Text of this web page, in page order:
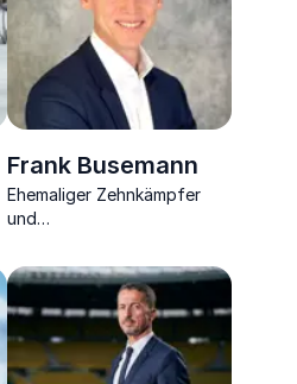
Frank Busemann
Ehemaliger Zehnkämpfer
und
zeigt, wie Sport und dessen
Erfolgsprinzipien Nutzen
bringen.